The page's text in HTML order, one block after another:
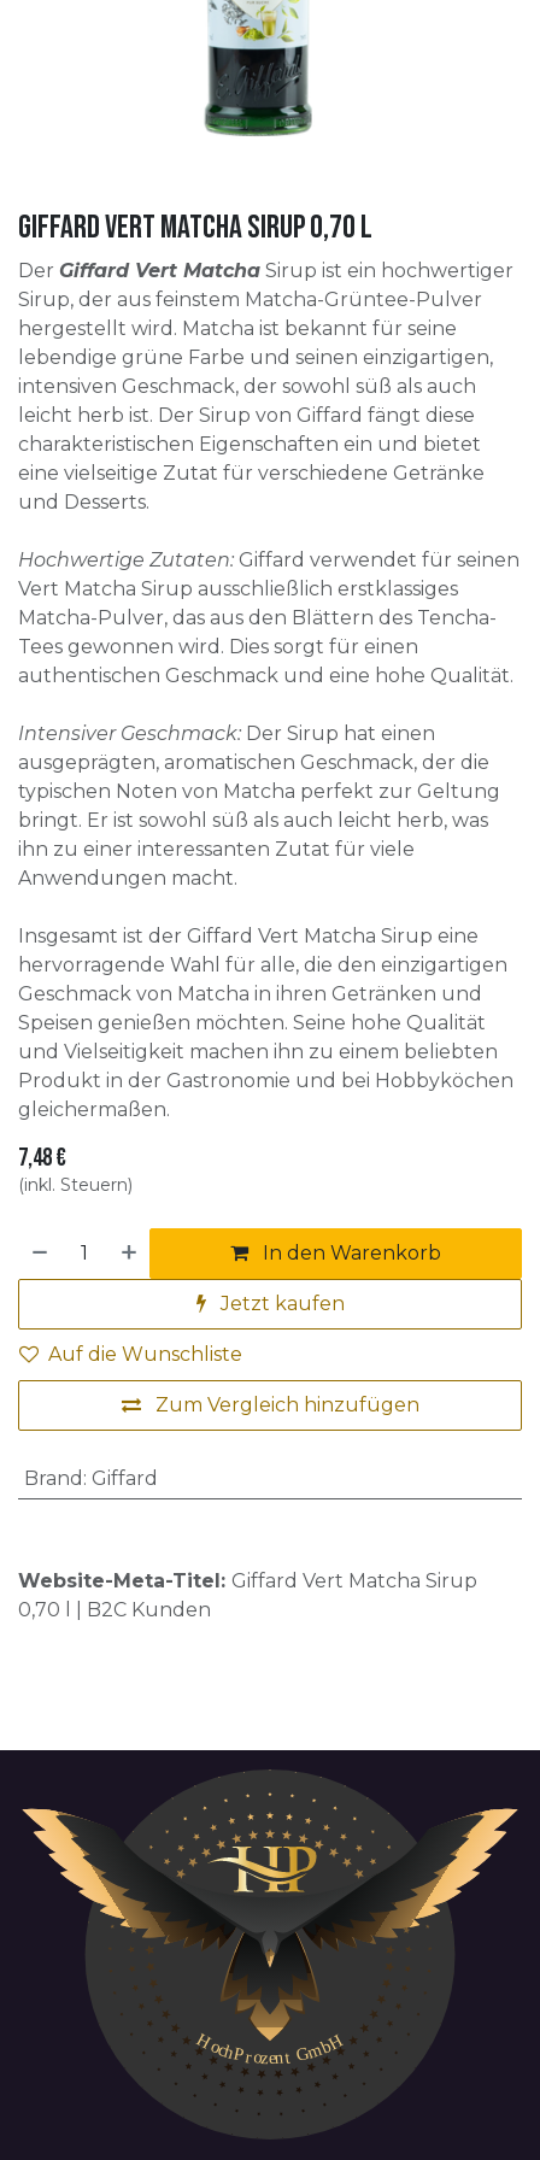
Giffard Vert Matcha Sirup 0,70 l
Der Giffard Vert Matcha Sirup ist ein hochwertiger
Sirup, der aus feinstem Matcha-Grüntee-Pulver
hergestellt wird. Matcha ist bekannt für seine
lebendige grüne Farbe und seinen einzigartigen,
intensiven Geschmack, der sowohl süß als auch
leicht herb ist. Der Sirup von Giffard fängt diese
charakteristischen Eigenschaften ein und bietet
eine vielseitige Zutat für verschiedene Getränke
und Desserts.
Hochwertige Zutaten: Giffard verwendet für seinen
Vert Matcha Sirup ausschließlich erstklassiges
Matcha-Pulver, das aus den Blättern des Tencha-
Tees gewonnen wird. Dies sorgt für einen
authentischen Geschmack und eine hohe Qualität.
Intensiver Geschmack: Der Sirup hat einen
ausgeprägten, aromatischen Geschmack, der die
typischen Noten von Matcha perfekt zur Geltung
bringt. Er ist sowohl süß als auch leicht herb, was
ihn zu einer interessanten Zutat für viele
Anwendungen macht.
Insgesamt ist der Giffard Vert Matcha Sirup eine
hervorragende Wahl für alle, die den einzigartigen
Geschmack von Matcha in ihren Getränken und
Speisen genießen möchten. Seine hohe Qualität
und Vielseitigkeit machen ihn zu einem beliebten
Produkt in der Gastronomie und bei Hobbyköchen
gleichermaßen.
7,48€
(inkl. Steuern)
In den Warenkorb
Jetzt kaufen
Zum Vergleich hinzufügen
Auf die Wunschliste
Brand : Giffard
Website-Meta-Titel: Giffard Vert Matcha Sirup
0,70 l | B2C Kunden